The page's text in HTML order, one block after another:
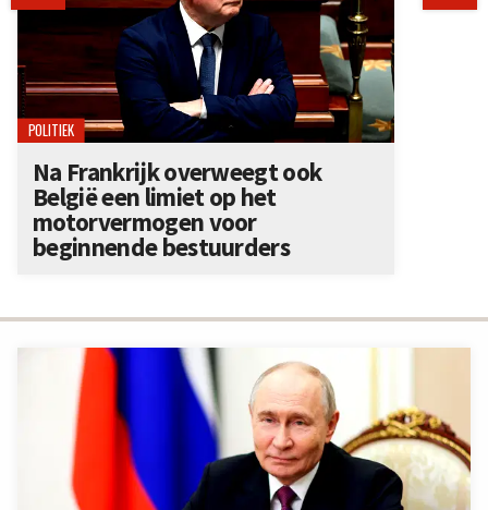
POLITIEK
Na Frankrijk overweegt ook
België een limiet op het
motorvermogen voor
beginnende bestuurders